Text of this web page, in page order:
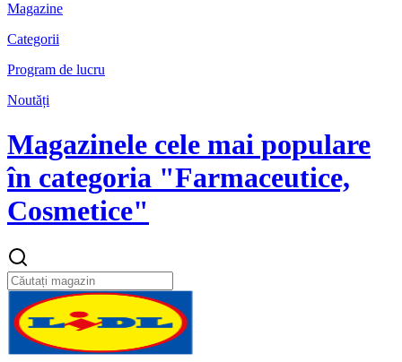
Magazine
Categorii
Program de lucru
Noutăți
Magazinele cele mai populare
în categoria "Farmaceutice,
Cosmetice"